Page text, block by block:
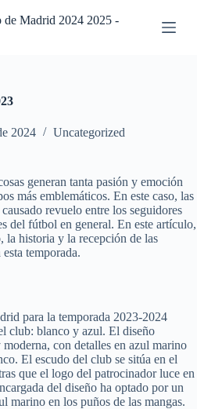
de Madrid 2024 2025 -
2024 Uncategorized
generan tanta pasión y emoción
más emblemáticos. En este caso, las
revuelo entre los seguidores
del fútbol en general. En este artículo,
la historia y la recepción de las
temporada.
para la temporada 2023-2024
club: blanco y azul. El diseño
moderna, con detalles en azul marino
El escudo del club se sitúa en el
que el logo del patrocinador luce en
del diseño ha optado por un
marino en los puños de las mangas.